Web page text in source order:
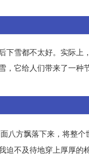
下雪都不太好。实际上
，它给人们带来了一种
八方飘落下来，将整个
迫不及待地穿上厚厚的